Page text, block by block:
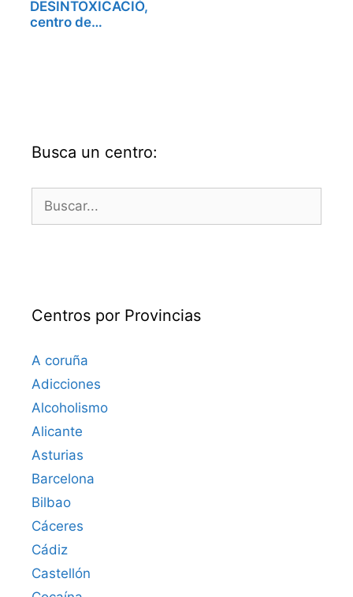
DESINTOXICACIÓ,
centro de…
Busca un centro:
Buscar:
Centros por Provincias
A coruña
Adicciones
Alcoholismo
Alicante
Asturias
Barcelona
Bilbao
Cáceres‎
Cádiz
Castellón